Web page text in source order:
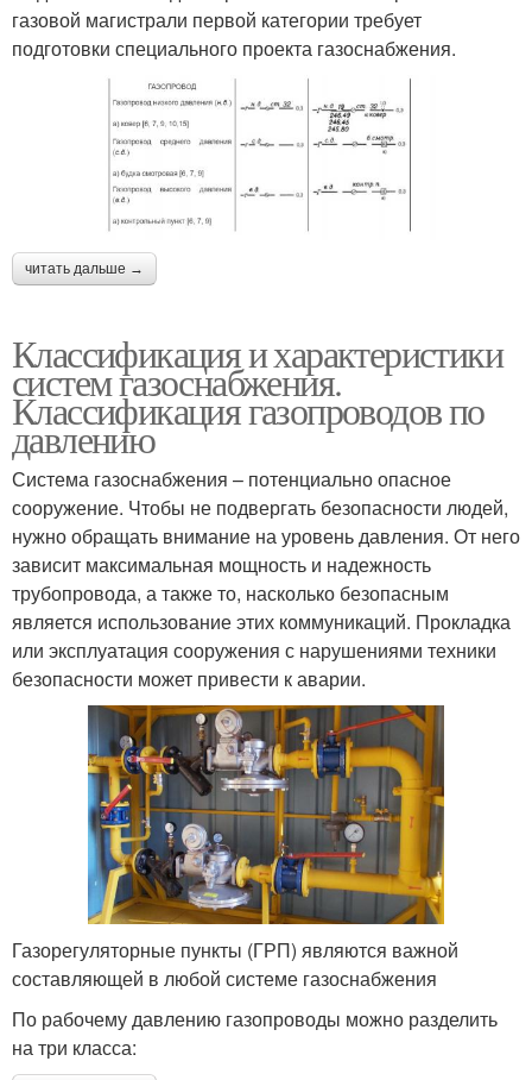
газовой магистрали первой категории требует
подготовки специального проекта газоснабжения.
читать дальше →
Классификация и характеристики
систем газоснабжения.
Классификация газопроводов по
давлению
Система газоснабжения – потенциально опасное
сооружение. Чтобы не подвергать безопасности людей,
нужно обращать внимание на уровень давления. От него
зависит максимальная мощность и надежность
трубопровода, а также то, насколько безопасным
является использование этих коммуникаций. Прокладка
или эксплуатация сооружения с нарушениями техники
безопасности может привести к аварии.
Газорегуляторные пункты (ГРП) являются важной
составляющей в любой системе газоснабжения
По рабочему давлению газопроводы можно разделить
на три класса: